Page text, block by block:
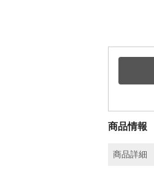
商品情報
商品詳細